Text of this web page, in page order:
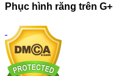
Phục hình răng trên G+